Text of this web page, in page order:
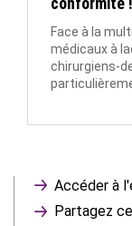
Face à la
médicaux à
chirurgiens-
Accéder à
Partagez